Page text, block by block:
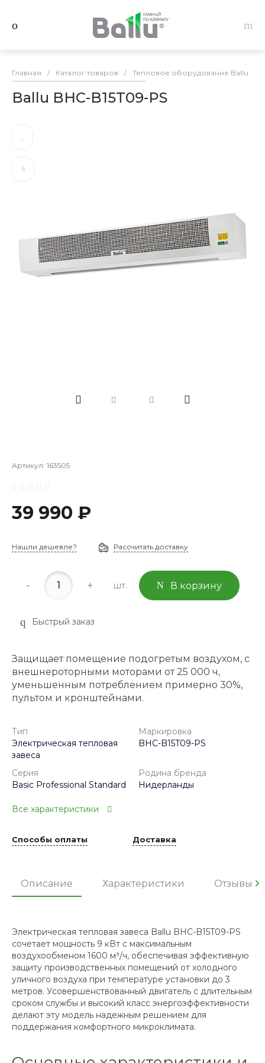
Главная / Каталог товаров / Тепловое оборудование Ballu
Ballu BHC-B15T09-PS
Артикул: 163505
39 990 ₽
Нашли дешевле? Рассчитать доставку
- + шт. В корзину
Быстрый заказ
Защищает помещение подогретым воздухом, с
внешнероторными моторами от 25 000 ч,
уменьшенным потреблением примерно 30%,
пультом и кронштейнами.
Тип
Электрическая тепловая
завеса
Маркировка
BHC-B15T09-PS
Серия
Basic Professional Standard
Родина бренда
Нидерланды
Все характеристики
Способы оплаты Доставка
Описание Характеристики Отзывы
Электрическая тепловая завеса Ballu BHC-B15T09-PS
сочетает мощность 9 кВт с максимальным
воздухообменом 1600 м³/ч, обеспечивая эффективную
защиту производственных помещений от холодного
уличного воздуха при температуре установки до 3
метров. Усовершенствованный двигатель с длительным
сроком службы и высокий класс энергоэффективности
делают эту модель надежным решением для
поддержания комфортного микроклимата.